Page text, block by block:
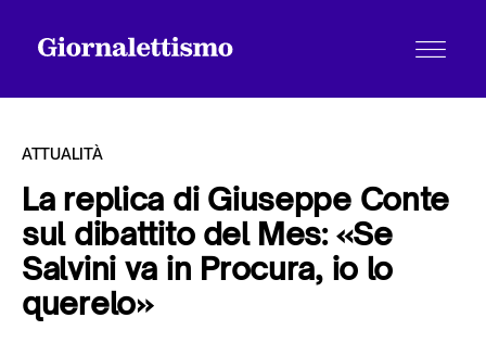
Tutti gli articoli
Chi siamo
ATTUALITÀ
La replica di Giuseppe Conte
sul dibattito del Mes: «Se
Salvini va in Procura, io lo
querelo»